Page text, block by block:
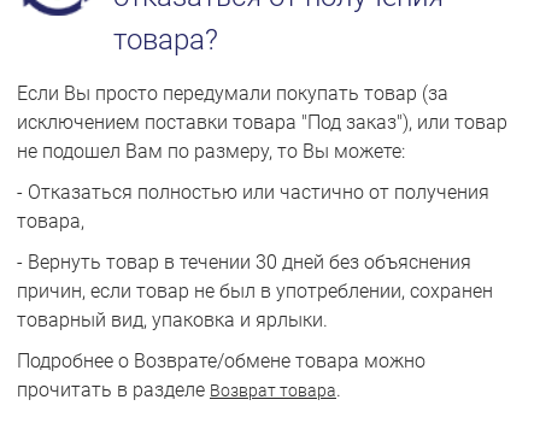
товара?
Если Вы просто передумали покупать товар (за
исключением поставки товара "Под заказ"), или товар
не подошел Вам по размеру, то Вы можете:
- Отказаться полностью или частично от получения
товара,
- Вернуть товар в течении 30 дней без объяснения
причин, если товар не был в употреблении, сохранен
товарный вид, упаковка и ярлыки.
Подробнее о Возврате/обмене товара можно
прочитать в разделе Возврат товара.